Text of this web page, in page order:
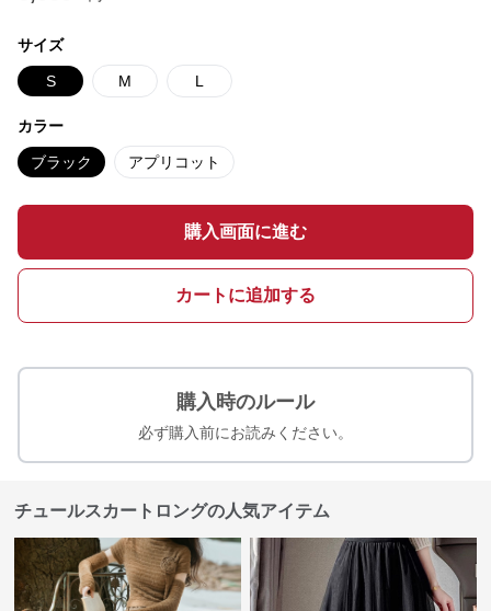
サイズ
S M L
カラー
ブラック アプリコット
購入画面に進む
カートに追加する
購入時のルール
必ず購入前にお読みください。
チュールスカートロングの人気アイテム